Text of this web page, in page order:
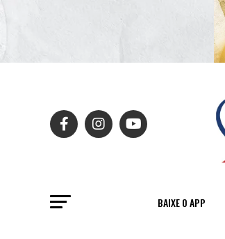
BAIXE O APP